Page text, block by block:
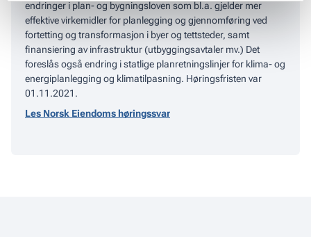
endringer i plan- og bygningsloven som bl.a. gjelder mer
effektive virkemidler for planlegging og gjennomføring ved
fortetting og transformasjon i byer og tettsteder, samt
finansiering av infrastruktur (utbyggingsavtaler mv.) Det
foreslås også endring i statlige planretningslinjer for klima- og
energiplanlegging og klimatilpasning. Høringsfristen var
01.11.2021.
Les Norsk Eiendoms høringssvar